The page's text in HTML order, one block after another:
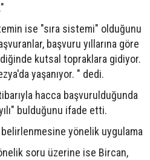
ise "sıra sistemi" olduğunu
başvuru yıllarına göre
kutsal topraklara gidiyor.
yaşanıyor. " dedi.
hacca başvurulduğunda
bulduğunu ifade etti.
belirlenmesine yönelik uygulama
soru üzerine ise Bircan,